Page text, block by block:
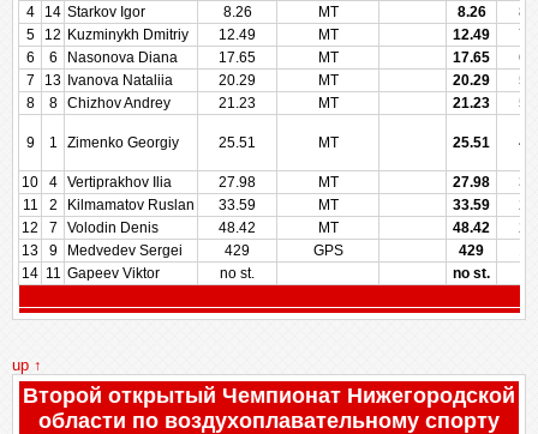
4
14 Starkov Igor 8.26 MT 8.26
5
12 Kuzminykh Dmitriy 12.49 MT 12.49
6
6 Nasonova Diana 17.65 MT 17.65
7
13 Ivanova Nataliia 20.29 MT 20.29
8
8 Chizhov Andrey 21.23 MT 21.23
9 1 Zimenko Georgiy 25.51 MT 25.51
10 4 Vertiprakhov Ilia 27.98 MT 27.98
11
2 Kilmamatov Ruslan 33.59 MT 33.59
12
7 Volodin Denis 48.42 MT 48.42
13
9 Medvedev Sergei 429 GPS 429
14 11 Gapeev Viktor no st. no st.
up ↑
Второй открытый Чемпионат Нижегородской
области по воздухоплавательному спорту